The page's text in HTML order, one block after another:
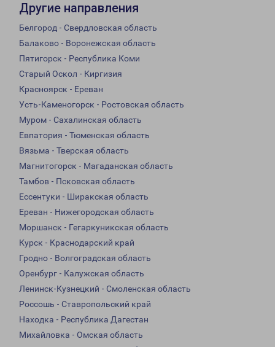
Другие направления
Белгород - Свердловская область
Балаково - Воронежская область
Пятигорск - Республика Коми
Старый Оскол - Киргизия
Красноярск - Ереван
Усть-Каменогорск - Ростовская область
Муром - Сахалинская область
Евпатория - Тюменская область
Вязьма - Тверская область
Магнитогорск - Магаданская область
Тамбов - Псковская область
Ессентуки - Ширакская область
Ереван - Нижегородская область
Моршанск - Гегаркуникская область
Курск - Краснодарский край
Гродно - Волгоградская область
Оренбург - Калужская область
Ленинск-Кузнецкий - Смоленская область
Россошь - Ставропольский край
Находка - Республика Дагестан
Михайловка - Омская область